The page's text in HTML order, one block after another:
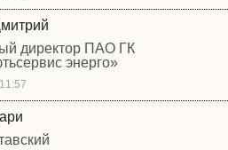
директор ПАО ГК
энерго»